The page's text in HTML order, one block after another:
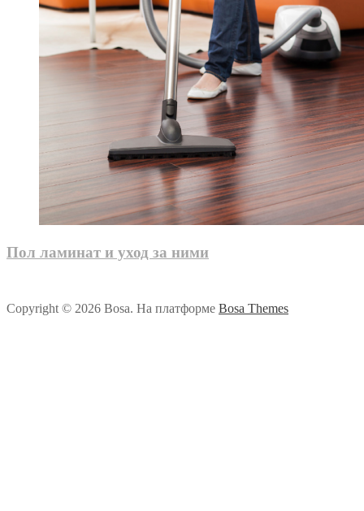
Пол ламинат и уход за ними
Copyright © 2026 Bosa. На платформе Bosa Themes